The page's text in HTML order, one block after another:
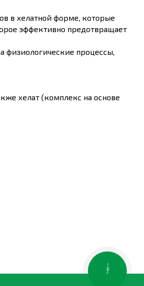
в хелатной форме, которые
эффективно предотвращает
физиологические процессы,
хелат (комплекс на основе
и удобна в
КНОПКА
ЗВ'ЯЗКУ